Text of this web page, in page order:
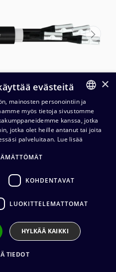
CAT6A PUR
m
FINNISH
ENGLISH
×
evästeitä
mainosten personointiin ja
myös tietoja sivustomme
kanssa, jotka
jotka olet heille antanut tai joita
palveluitaan. Lue lisää
KOHDENTAVAT
LUOKITTELEMATTOMAT
HYLKÄÄ KAIKKI
TIEDOT